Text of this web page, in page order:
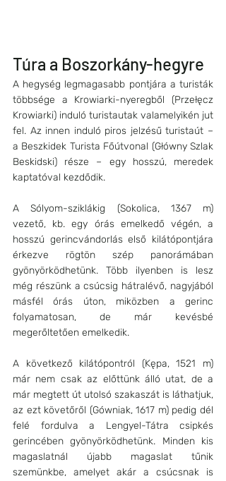
Túra a Boszorkány-hegyre
A hegység legmagasabb pontjára a turisták
többsége a Krowiarki-nyeregből (Przełęcz
Krowiarki) induló turistautak valamelyikén jut
fel. Az innen induló piros jelzésű turistaút –
a Beszkidek Turista Főútvonal (Główny Szlak
Beskidski) része – egy hosszú, meredek
kaptatóval kezdődik.
A Sólyom-sziklákig (Sokolica, 1367 m)
vezető, kb. egy órás emelkedő végén, a
hosszú gerincvándorlás első kilátópontjára
érkezve rögtön szép panorámában
gyönyörködhetünk. Több ilyenben is lesz
még részünk a csúcsig hátralévő, nagyjából
másfél órás úton, miközben a gerinc
folyamatosan, de már kevésbé
megerőltetően emelkedik.
A következő kilátópontról (Kępa, 1521 m)
már nem csak az előttünk álló utat, de a
már megtett út utolsó szakaszát is láthatjuk,
az ezt követőről (Gówniak, 1617 m) pedig dél
felé fordulva a Lengyel-Tátra csipkés
gerincében gyönyörködhetünk. Minden kis
magaslatnál újabb magaslat tűnik
szemünkbe, amelyet akár a csúcsnak is